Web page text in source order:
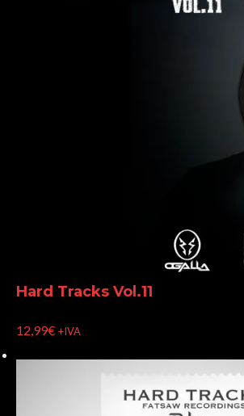
Hard Tracks Vol.11
12,99€ +IVA